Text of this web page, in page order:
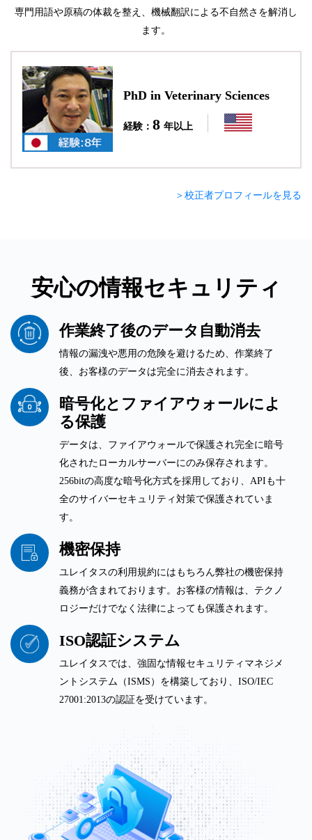
専門用語や原稿の体裁を整え、機械翻訳による不自然さを解消し
ます。
PhD in Veterinary Sciences
経験： 8 年以上
＞校正者プロフィールを見る
安心の情報セキュリティ
作業終了後のデータ自動消去
情報の漏洩や悪用の危険を避けるため、作業終了
後、お客様のデータは完全に消去されます。
暗号化とファイアウォールによ
る保護
データは、ファイアウォールで保護され完全に暗号
化されたローカルサーバーにのみ保存されます。
256bitの高度な暗号化方式を採用しており、APIも十
全のサイバーセキュリティ対策で保護されていま
す。
機密保持
ユレイタスの利用規約にはもちろん弊社の機密保持
義務が含まれております。お客様の情報は、テクノ
ロジーだけでなく法律によっても保護されます。
ISO認証システム
ユレイタスでは、強固な情報セキュリティマネジメ
ントシステム（ISMS）を構築しており、ISO/IEC
27001:2013の認証を受けています。